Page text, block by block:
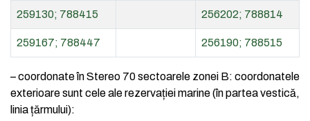
259130; 788415 256202; 788814
259167; 788447 256190; 788515
–coordonate în Stereo 70 sectoarele zonei B: coordonatele
exterioare sunt cele ale rezervației marine (în partea vestică,
linia țărmului):